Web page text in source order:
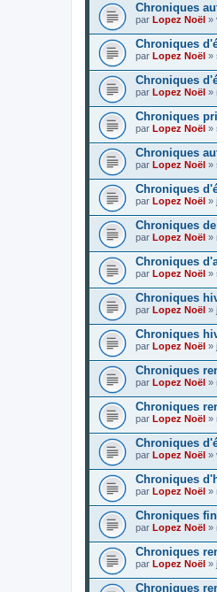
Chroniques
par Lopez Noël »
Chroniques
par Lopez Noël »
Chroniques
par Lopez Noël »
Chroniques
par Lopez Noël »
Chroniques
par Lopez Noël »
Chroniques
par Lopez Noël »
Chroniques
par Lopez Noël »
Chroniques
par Lopez Noël »
Chroniques
par Lopez Noël »
Chroniques
par Lopez Noël »
Chroniques
par Lopez Noël »
Chroniques
par Lopez Noël »
Chroniques
par Lopez Noël »
Chroniques
par Lopez Noël »
Chroniques
par Lopez Noël »
Chroniques
par Lopez Noël »
Chroniques